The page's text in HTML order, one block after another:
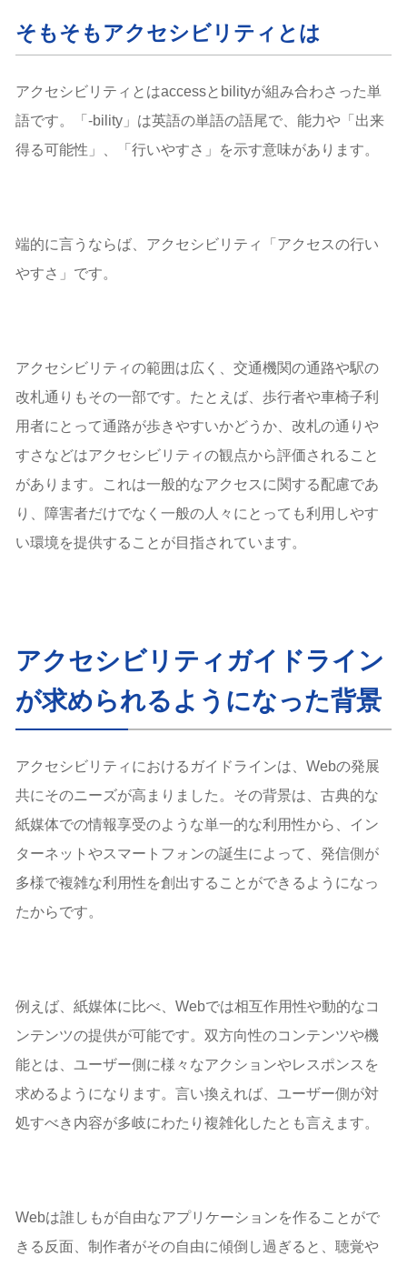
そもそもアクセシビリティとは
アクセシビリティとはaccessとbilityが組み合わさった単
語です。「-bility」は英語の単語の語尾で、能力や「出来
得る可能性」、「行いやすさ」を示す意味があります。
端的に言うならば、アクセシビリティ「アクセスの行い
やすさ」です。
アクセシビリティの範囲は広く、交通機関の通路や駅の
改札通りもその一部です。たとえば、歩行者や車椅子利
用者にとって通路が歩きやすいかどうか、改札の通りや
すさなどはアクセシビリティの観点から評価されること
があります。これは一般的なアクセスに関する配慮であ
り、障害者だけでなく一般の人々にとっても利用しやす
い環境を提供することが目指されています。
アクセシビリティガイドライン
が求められるようになった背景
アクセシビリティにおけるガイドラインは、Webの発展
共にそのニーズが高まりました。その背景は、古典的な
紙媒体での情報享受のような単一的な利用性から、イン
ターネットやスマートフォンの誕生によって、発信側が
多様で複雑な利用性を創出することができるようになっ
たからです。
例えば、紙媒体に比べ、Webでは相互作用性や動的なコ
ンテンツの提供が可能です。双方向性のコンテンツや機
能とは、ユーザー側に様々なアクションやレスポンスを
求めるようになります。言い換えれば、ユーザー側が対
処すべき内容が多岐にわたり複雑化したとも言えます。
Webは誰しもが自由なアプリケーションを作ることがで
きる反面、制作者がその自由に傾倒し過ぎると、聴覚や